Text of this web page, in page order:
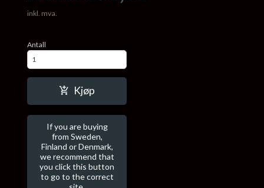
inkl. mva.
Antall
Kjøp
If you are buying
from Sweden,
Finland or Denmark,
we recommend that
you click this button
to go to the correct